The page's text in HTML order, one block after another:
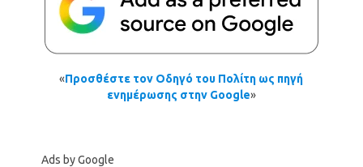
«Προσθέστε τον Οδηγό του Πολίτη ως πηγή
ενημέρωσης στην Google»
Ads by Google